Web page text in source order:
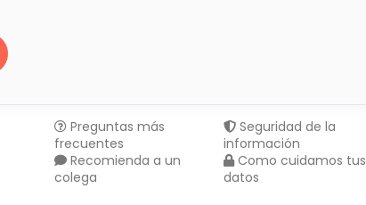
Preguntas más
frecuentes
Recomienda a un
colega
Seguridad de la
información
Como cuidamos tus
datos